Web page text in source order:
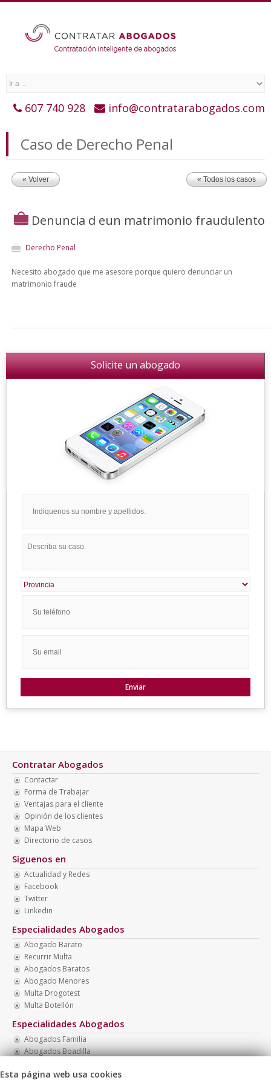
607 740 928 info@contratarabogados.com
Caso de Derecho Penal
« Volver « Todos los casos
Denuncia d eun matrimonio fraudulento
Derecho Penal
Necesito abogado que me asesore porque quiero denunciar un
matrimonio fraude
Solicite un abogado
Contratar Abogados
Contactar
Forma de Trabajar
Ventajas para el cliente
Opinión de los clientes
Mapa Web
Directorio de casos
Síguenos en
Actualidad y Redes
Facebook
Twitter
Linkedin
Especialidades Abogados
Abogado Barato
Recurrir Multa
Abogados Baratos
Abogado Menores
Multa Drogotest
Multa Botellón
Especialidades Abogados
Abogados Familia
Abogados Boadilla
Abogado Barato Nacionalidad
Esta página web usa cookies